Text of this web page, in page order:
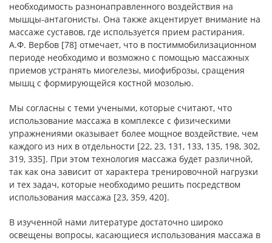
необходимость разнонаправленного воздействия на
мышцы-антагонисты. Она также акцентирует внимание на
массаже суставов, где используется прием растирания.
А.Ф. Вербов [78] отмечает, что в постиммобилизационном
периоде необходимо и возможно с помощью массажных
приемов устранять миогелезы, миофиброзы, сращения
мышц с формирующейся костной мозолью.
Мы согласны с теми учеными, которые считают, что
использование массажа в комплексе с физическими
упражнениями оказывает более мощное воздействие, чем
каждого из них в отдельности [22, 23, 131, 133, 135, 198, 302,
319, 335]. При этом технология массажа будет различной,
так как она зависит от характера тренировочной нагрузки
и тех задач, которые необходимо решить посредством
использования массажа [23, 359, 420].
В изученной нами литературе достаточно широко
освещены вопросы, касающиеся использования массажа в